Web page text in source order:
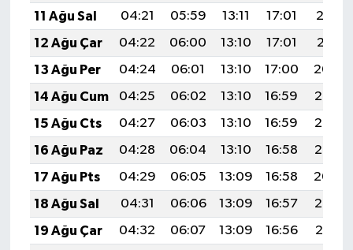
11 Ağu Sal
04:21 05:59 13:11 17:01
20:12
12 Ağu Çar
04:22 06:00 13:10 17:01
20:11
13 Ağu Per
04:24 06:01 13:10 17:00
20:09
14 Ağu Cum
04:25 06:02 13:10 16:59
20:08
15 Ağu Cts
04:27 06:03 13:10 16:59
20:07
16 Ağu Paz
04:28 06:04 13:10 16:58
20:05
17 Ağu Pts
04:29 06:05 13:09 16:58
20:04
18 Ağu Sal
04:31 06:06 13:09 16:57
20:02
19 Ağu Çar
04:32 06:07 13:09 16:56
20:01